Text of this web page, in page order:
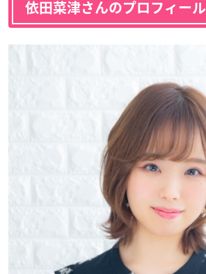
依田菜津さんのプロフィール